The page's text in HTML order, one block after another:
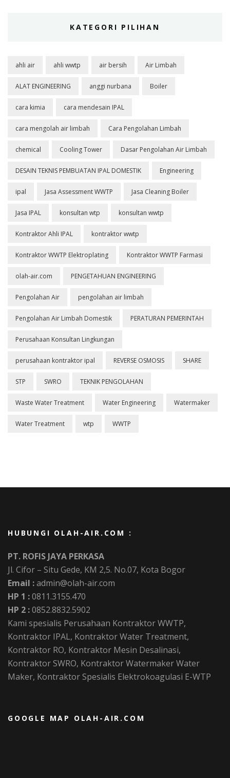
KATEGORI PILIHAN
ahli air ahli wwtp air bersih Air Limbah
ALAT ENGINEERING anggi nurbana Boiler
cara kimia cara mendesain IPAL
cara mengolah air limbah Cara Pengolahan Limbah
chemical Cooling Tower Dasar Pengolahan Air Limbah
DESAIN TEKNIS PEMBUATAN IPAL DOMESTIK Engineering
ipal Jasa Assessment WWTP Jasa Cleaning Boiler
Jasa IPAL konsultan wtp konsultan wwtp
Kontraktor Ahli IPAL kontraktor wwtp
Kontraktor WWTP Elektroplating Kontraktor WWTP Farmasi
olah-air.com PENGETAHUAN ENGINEERING
Pengolahan Air pengolahan air limbah
Pengolahan Air Limbah Domestik PERATURAN PEMERINTAH
Perusahaan Konsultan Lingkungan
perusahaan kontraktor ipal REVERSE OSMOSIS SHARE
STP SWRO TEKNIK PENGOLAHAN
Waste Water Treatment Water Engineering Watermaker
Water Treatment wtp WWTP
HUBUNGI OLAH-AIR.COM :
PT. ROFIS JAYA PERKASA
Jl. Cifor – Situ Gede, KM 2,5. No.07, Kota Bogor
Email :admin@olah-air.com
HP 1 :0811.3155.470
HP 2 :0852.8832.5902
Kami spesialis Perusahaan Kontraktor WWTP,
Kontraktor IPAL, Kontraktor Water Treatment,
Kontraktor RO, Kontraktor Mesin Desalinasi,
Kontraktor SWRO, Kontraktor Watermaker Water
Maker, Kontraktor Spesialis Elektrokoagulasi E-WTP
GOOGLE MAP OLAH-AIR.COM